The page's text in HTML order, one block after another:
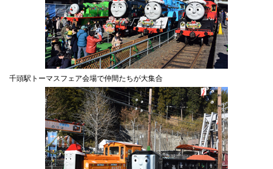
千頭駅トーマスフェア会場で仲間たちが大集合